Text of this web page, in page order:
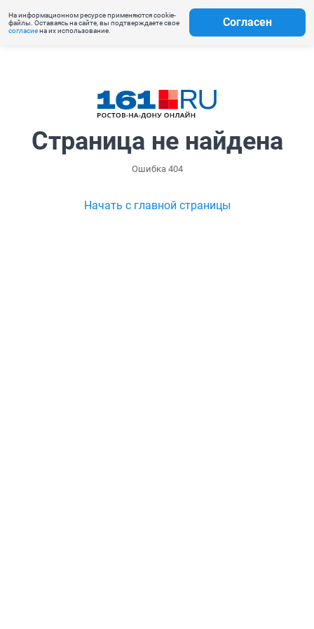
На информационном ресурсе применяются cookie-
файлы. Оставаясь на сайте, вы подтверждаете свое
согласиена их использование.
Согласен
Страница не найдена
Ошибка 404
Начать с главной страницы